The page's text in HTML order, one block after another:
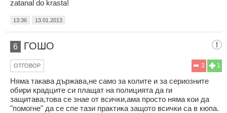
zatanal do krasta!
13:36 13.01.2013
6 ГОШО
1
3
ОТГОВОР
Няма такава държава,не само за колите и за сериозните
обири крадците си плащат на полицията да ги
защитава,това се знае от всички,ама просто няма кои да
"помогне" да се спе тази практика защото всички са в кюпа.